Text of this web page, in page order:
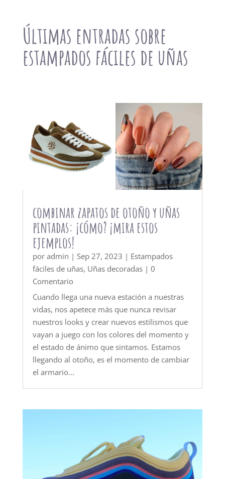
Últimas entradas sobre
estampados fáciles de uñas
combinar zapatos de otoño y uñas
pintadas: ¡cómo? ¡mira estos
ejemplos!
por admin | Sep 27, 2023 | Estampados
fáciles de uñas, Uñas decoradas| 0
Comentario
Cuando llega una nueva estación a nuestras
vidas, nos apetece más que nunca revisar
nuestros looks y crear nuevos estilismos que
vayan a juego con los colores del momento y
el estado de ánimo que sintamos. Estamos
llegando al otoño, es el momento de cambiar
el armario...